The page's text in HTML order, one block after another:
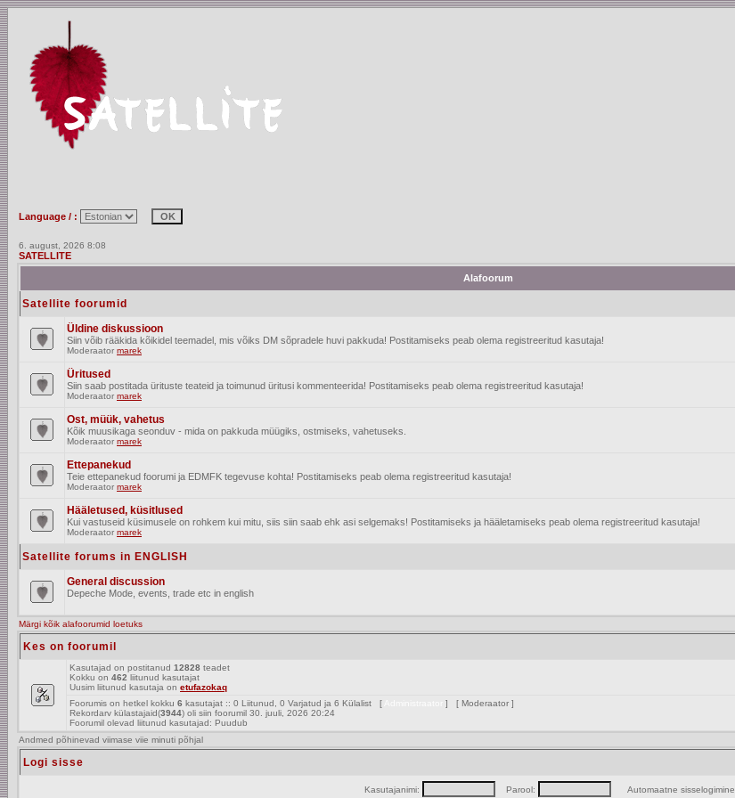
Language / :
6. august, 2026 8:08
SATELLITE
Alafoorum
Satellite foorumid
Üldine diskussioon
Siin võib rääkida kõikidel teemadel, mis võiks DM sõpradele huvi pakkuda! Postitamiseks peab olema registreeritud kasutaja!
Moderaator marek
Üritused
Siin saab postitada ürituste teateid ja toimunud üritusi kommenteerida! Postitamiseks peab olema registreeritud kasutaja!
Moderaator marek
Ost, müük, vahetus
Kõik muusikaga seonduv - mida on pakkuda müügiks, ostmiseks, vahetuseks.
Moderaator marek
Ettepanekud
Teie ettepanekud foorumi ja EDMFK tegevuse kohta! Postitamiseks peab olema registreeritud kasutaja!
Moderaator marek
Hääletused, küsitlused
Kui vastuseid küsimusele on rohkem kui mitu, siis siin saab ehk asi selgemaks! Postitamiseks ja hääletamiseks peab olema registreeritud kasutaja!
Moderaator marek
Satellite forums in ENGLISH
General discussion
Depeche Mode, events, trade etc in english
Märgi kõik alafoorumid loetuks
Kes on foorumil
Kasutajad on postitanud 12828 teadet
Kokku on 462 liitunud kasutajat
Uusim liitunud kasutaja on etufazokaq
Foorumis on hetkel kokku 6 kasutajat :: 0 Liitunud, 0 Varjatud ja 6 Külalist [ ] [ Moderaator ]
Rekordarv külastajaid(3944) oli siin foorumil 30. juuli, 2026 20:24
Foorumil olevad liitunud kasutajad: Puudub
Andmed põhinevad viimase viie minuti põhjal
Logi sisse
Kasutajanimi: Parool: Automaatne sisselogimine